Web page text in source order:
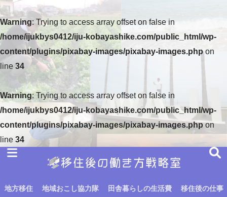
Warning: Trying to access array offset on false in
/home/ijukbys0412/iju-kobayashike.com/public_html/wp-
content/plugins/pixabay-images/pixabay-images.phpon
line 34
Warning: Trying to access array offset on false in
/home/ijukbys0412/iju-kobayashike.com/public_html/wp-
content/plugins/pixabay-images/pixabay-images.phpon
line 34
地方移住 地域おこし協力隊 田舎暮らしの生活費 移住後の仕事